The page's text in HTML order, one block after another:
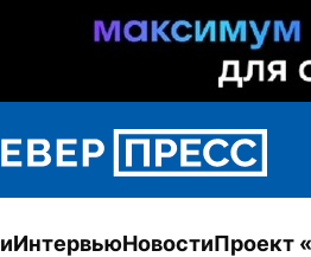
ИнтервьюНовостиПроект